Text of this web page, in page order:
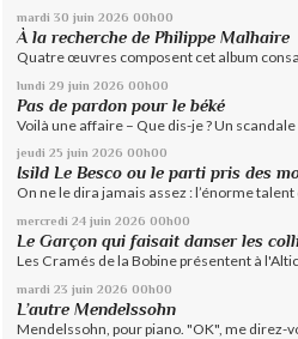
mardi 30 juin 2026 00h00
À la recherche de Philippe Malhaire
Quatre œuvres composent cet album
lundi 29 juin 2026 00h00
Pas de pardon pour le béké
Voilà une affaire – Que dis-je ? Un scandale
jeudi 25 juin 2026 00h00
Isild Le Besco ou le parti pris des
On ne le dira jamais assez : l’énorme talent
mercredi 24 juin 2026 00h00
Le Garçon qui faisait danser les
Les Cramés de la Bobine présentent à
mardi 23 juin 2026 00h00
L’autre Mendelssohn
Mendelssohn, pour piano. "OK", me direz-